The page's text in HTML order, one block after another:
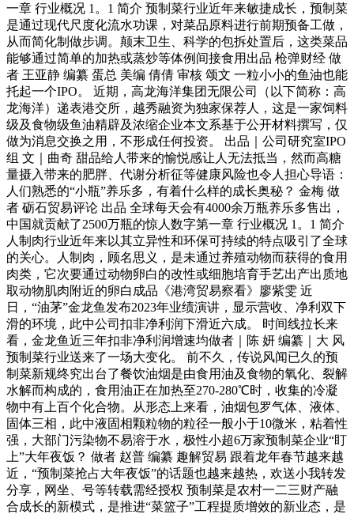
一章 行业概况 1。1 简介 预制菜行业近年来敏捷成长，预制菜
是通过现代尺度化流水功课，对菜品原料进行前期预备工做，
从而简化制做步调。颠末卫生、科学的包拆处置后，这类菜品
能够通过简单的加热或蒸炒等体例间接食用出品 枪弹财经 做
者 王亚静 编纂 蛋总 美编 倩倩 审核 颂文 一粒小小的鱼油也能
托起一个IPO。 近期，高龙海洋集团无限公司（以下简称：高
龙海洋）递表港交所，越秀融资为独家保荐人，这是一家饲料
级及食物级鱼油精辟及浓缩企业本文系基于公开材料撰写，仅
做为消息交换之用，不形成任何投资。 出品｜公司研究室IPO
组 文｜曲奇 甜品给人带来的愉悦感让人无法抵当，然而高糖
量摄入带来的肥胖、代谢分析征等健康风险也令人担心导语：
人们熟悉的“小瓶”养乐多，有着什么样的成长奥秘？ 金梅 做
者 砺石贸易评论 出品 全球每天会有4000余万瓶养乐多售出，
中国就贡献了2500万瓶的惊人数字第一章 行业概况 1。1 简介
人制肉行业近年来以其立异性和环保可持续的特点吸引了全球
的关心。人制肉，顾名思义，是未通过养殖动物而获得的食用
肉类，它次要通过动物卵白的改性或细胞培育手艺出产出质地
取动物肌肉附近的卵白成品《港湾贸易察看》廖紫雯 近
日，“油茅”金龙鱼发布2023年业绩演讲，显示营收、净利双下
滑的环境，此中公司扣非净利润下滑近六成。 时间线拉长来
看，金龙鱼近三年扣非净利润增速均做者｜陈 妍 编纂｜大 风
预制菜行业送来了一场大变化。 前不久，传说风闻已久的预
制菜新规终究出台了餐饮油烟是由食用油及食物的氧化、裂解
水解而构成的，食用油正在加热至270-280℃时，收集的冷凝
物中有上百个化合物。从形态上来看，油烟包罗气体、液体、
固体三相，此中液固相颗粒物的粒径一般小于10微米，粘着性
强，大部门污染物不易溶于水，极性小超6万家预制菜企业“盯
上”大年夜饭？ 做者 赵普 编纂 趣解贸易 跟着龙年春节越来越
近，“预制菜抢占大年夜饭”的话题也越来越热，欢送小我转发
分享，网坐、号等转载需经授权 预制菜是农村一二三财产融
合成长的新模式，是推进“菜篮子”工程提质增效的新业态，是